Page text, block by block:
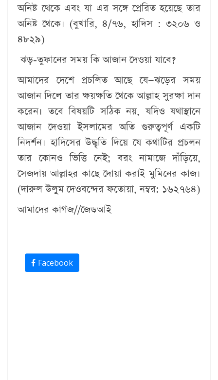
অনিষ্ট থেকে এবং যা এর সঙ্গে প্রেরিত হয়েছে তার
অনিষ্ট থেকে। (বুখারি, ৪/৭৬, হাদিস : ৩২০৬ ও
৪৮২৯)
ঝড়-তুফানের সময় কি আজান দেওয়া যাবে?
আমাদের দেশে প্রচলিত আছে যে—ঝড়ের সময়
আজান দিলে তার ক্ষয়ক্ষতি থেকে আল্লাহ সুরক্ষা দান
করেন। তবে বিষয়টি সঠিক নয়, যদিও যথাস্থানে
আজান দেওয়া ইসলামের অতি গুরুত্বপূর্ণ একটি
নিদর্শন। হাদিসের উদ্ধৃতি দিয়ে যে কথাটির প্রচলন
তার কোনও ভিত্তি নেই; বরং নামাজে দাঁড়িয়ে,
সেজদায় আল্লাহর কাছে দোয়া করাই মুমিনের কাজ।
(দারুল উলুম দেওবন্দের ফতোয়া, নম্বর: ১৬২৭৬৪)
আমাদের কাগজ//জেডআই
Facebook